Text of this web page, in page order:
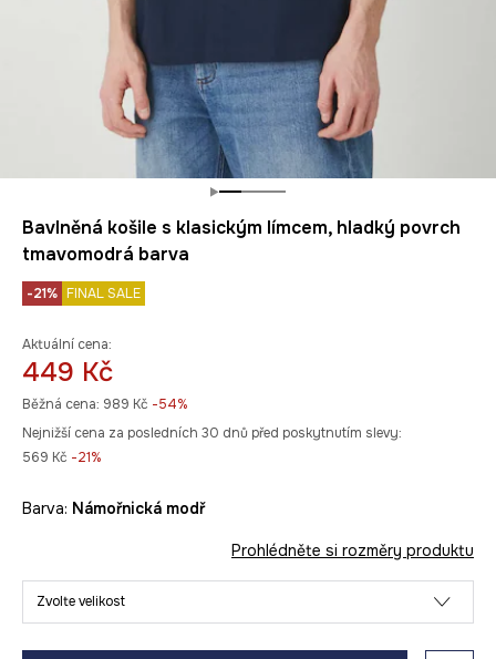
Bavlněná košile s klasickým límcem, hladký povrch
tmavomodrá barva
-21% FINAL SALE
Aktuální cena:
449 Kč
Běžná cena: 989 Kč -54%
Nejnižší cena za posledních 30 dnů před poskytnutím slevy:
569 Kč -21%
Barva: námořnická modř
Prohlédněte si rozměry produktu
Zvolte velikost